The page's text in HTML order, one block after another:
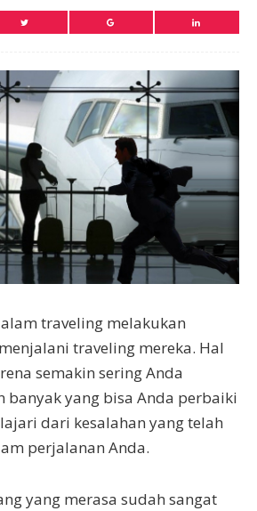
traveling melakukan
traveling mereka. Hal
semakin sering Anda
banyak yang bisa Anda perbaiki
dari kesalahan yang telah
perjalanan Anda.
yang merasa sudah sangat